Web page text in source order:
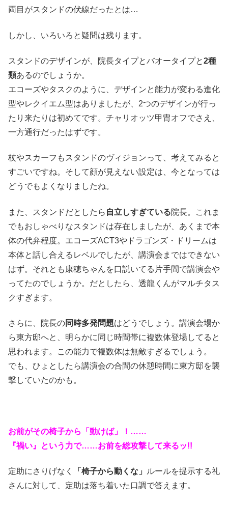
両目がスタンドの伏線だったとは…
しかし、いろいろと疑問は残ります。
スタンドのデザインが、院長タイプとバオータイプと2種
類あるのでしょうか。
エコーズやタスクのように、デザインと能力が変わる進化
型やレクイエム型はありましたが、2つのデザインが行っ
たり来たりは初めてです。チャリオッツ甲冑オフでさえ、
一方通行だったはずです。
杖やスカーフもスタンドのヴィジョンって、考えてみると
すごいですね。そして顔が見えない設定は、今となっては
どうでもよくなりましたね。
また、スタンドだとしたら 自立しすぎている院長。これま
でもおしゃべりなスタンドは存在しましたが、あくまで本
体の代弁程度。エコーズACT3やドラゴンズ・ドリームは
本体と話し合えるレベルでしたが、講演会まではできない
はず。それとも康穂ちゃんを口説いてる片手間で講演会や
ってたのでしょうか。だとしたら、透龍くんがマルチタス
クすぎます。
さらに、院長の同時多発問題はどうでしょう。講演会場か
ら東方邸へと、明らかに同じ時間帯に複数体登場してると
思われます。この能力で複数体は無敵すぎるでしょう。
でも、ひょとしたら講演会の合間の休憩時間に東方邸を襲
撃していたのかも。
お前がその椅子から「動けば」！……
『禍い』という力で……お前を総攻撃して来るッ!!
定助にさりげなく 「椅子から動くな」 ルールを提示する礼
さんに対して、定助は落ち着いた口調で答えます。